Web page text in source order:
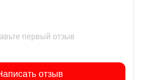
первый отзыв
отзыв